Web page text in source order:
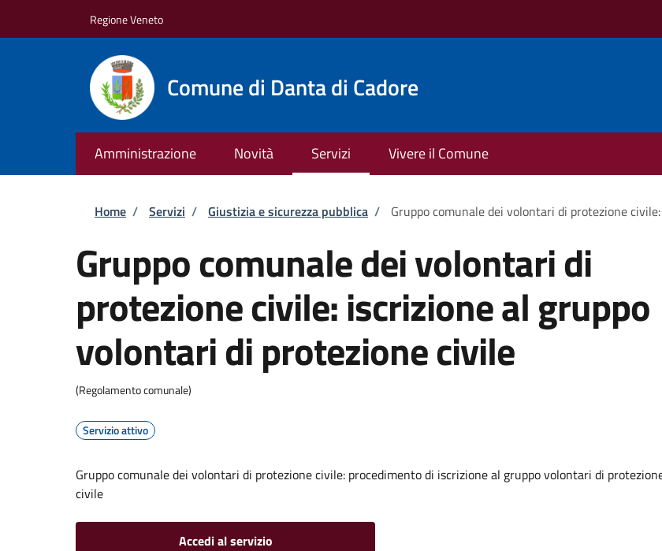
Regione Veneto
Comune di Danta di Cadore
Amministrazione Novità Servizi Vivere il Comune
Briciole di pane
Home / Servizi / Giustizia e sicurezza pubblica / Gruppo comunale dei volontari di protezione
Gruppo comunale dei volontari di
protezione civile: iscrizione al gruppo
volontari di protezione civile
(Regolamento comunale)
Servizio attivo
Gruppo comunale dei volontari di protezione civile: procedimento di iscrizione al gruppo volontari di
civile
Accedi al servizio